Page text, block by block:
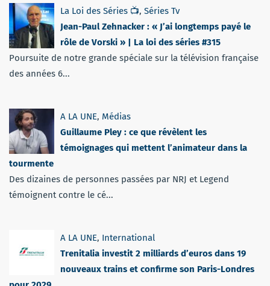
La Loi des Séries 📺, Séries Tv
Jean-Paul Zehnacker : « J’ai longtemps payé le
rôle de Vorski » | La loi des séries #315
Poursuite de notre grande spéciale sur la télévision française
des années 6...
A LA UNE, Médias
Guillaume Pley : ce que révèlent les
témoignages qui mettent l’animateur dans la
tourmente
Des dizaines de personnes passées par NRJ et Legend
témoignent contre le cé...
A LA UNE, International
Trenitalia investit 2 milliards d’euros dans 19
nouveaux trains et confirme son Paris-Londres